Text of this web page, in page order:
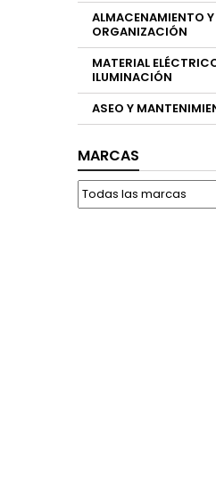
ALMACENAMIENTO Y
ORGANIZACIÓN
MATERIAL
ILUMINACIÓN
ASEO Y
MARCAS